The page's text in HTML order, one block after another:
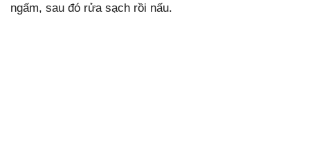
ngấm, sau đó rửa sạch rồi nấu.